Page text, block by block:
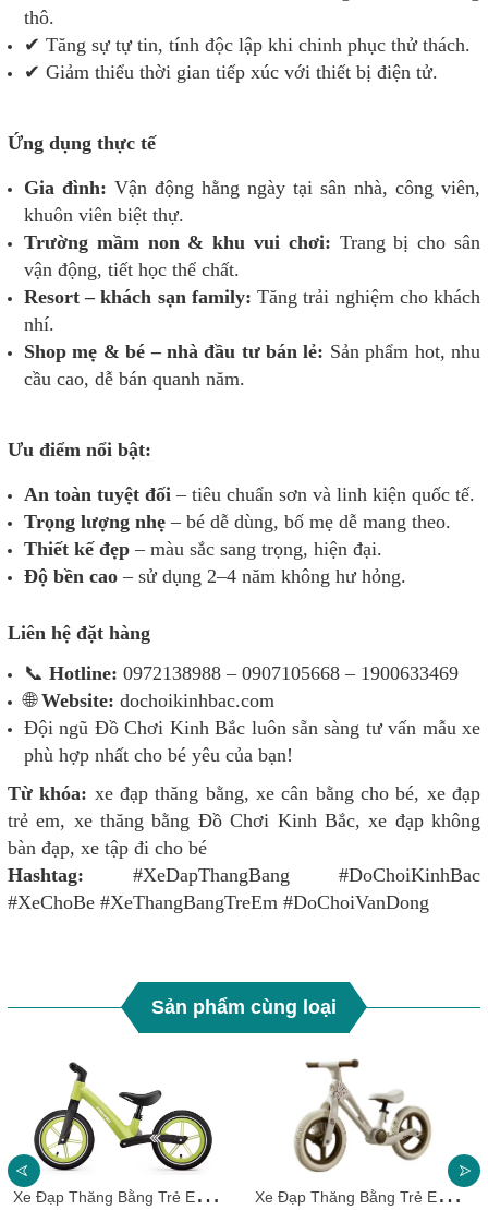
thô.
✔ Tăng sự tự tin, tính độc lập khi chinh phục thử thách.
✔ Giảm thiểu thời gian tiếp xúc với thiết bị điện tử.
Ứng dụng thực tế
Gia đình: Vận động hằng ngày tại sân nhà, công viên,
khuôn viên biệt thự.
Trường mầm non & khu vui chơi: Trang bị cho sân
vận động, tiết học thể chất.
Resort – khách sạn family: Tăng trải nghiệm cho khách
nhí.
Shop mẹ & bé – nhà đầu tư bán lẻ: Sản phẩm hot, nhu
cầu cao, dễ bán quanh năm.
Ưu điểm nổi bật:
An toàn tuyệt đối – tiêu chuẩn sơn và linh kiện quốc tế.
Trọng lượng nhẹ – bé dễ dùng, bố mẹ dễ mang theo.
Thiết kế đẹp – màu sắc sang trọng, hiện đại.
Độ bền cao – sử dụng 2–4 năm không hư hỏng.
Liên hệ đặt hàng
📞 Hotline: 0972138988 – 0907105668 – 1900633469
🌐Website: dochoikinhbac.com
Đội ngũ Đồ Chơi Kinh Bắc luôn sẵn sàng tư vấn mẫu xe
phù hợp nhất cho bé yêu của bạn!
Từ khóa: xe đạp thăng bằng, xe cân bằng cho bé, xe đạp
trẻ em, xe thăng bằng Đồ Chơi Kinh Bắc, xe đạp không
bàn đạp, xe tập đi cho bé
Hashtag: #XeDapThangBang #DoChoiKinhBac
#XeChoBe #XeThangBangTreEm #DoChoiVanDong
Sản phẩm cùng loại
X
e Đạp Thăng Bằng Trẻ Em XDKB25_Dochoikinhbac X
e Đạp Thăng Bằng Trẻ Em XDKB24_Dochoikinhbac